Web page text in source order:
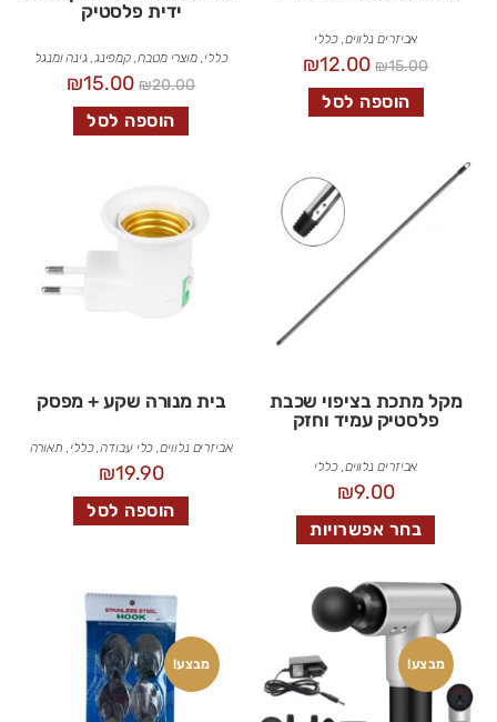
אביזרים נלווים ,כללי
₪15.00
₪12.00
הוספה לסל
ידית פלסטיק
כללי מוצרי מטבח קמפינג, גינה ומנגל
₪20.00
₪15.00
הוספה לסל
מקל מתכת בציפוי שכבת
פלסטיק עמיד וחזק
אביזרים נלווים,כללי
₪9.00
בחר אפשרויות
בית מנורה שקע + מפסק
אביזרים נלווים, כלי עבודה,כללי, תאורה
₪19.90
הוספה לסל
מבצע! מבצע!